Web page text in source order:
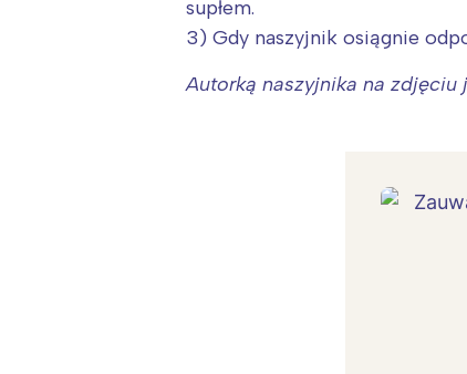
supłem.
3) Gdy naszyjnik osiągnie
Autorką naszyjnika na zdjęciu